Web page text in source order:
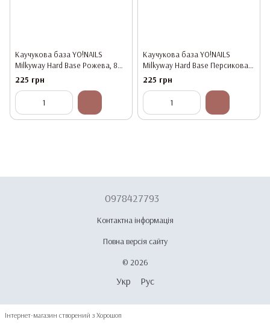
Каучукова база YO!NAILS
Milkyway Hard Base Рожева, 8
мл
225 грн
Каучукова база YO!NAILS
Milkyway Hard Base Персикова,
8 мл
225 грн
0978427793
Контактна інформація
Повна версія сайту
© 2026
Укр Рус
Інтернет-магазин створений з Хорошоп